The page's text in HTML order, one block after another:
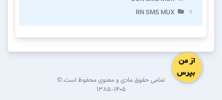
RN SMS MUX
تمامی حقوق مادی و معنوی محفوظ است.©
۱۳۸۵-۱۴۰۵